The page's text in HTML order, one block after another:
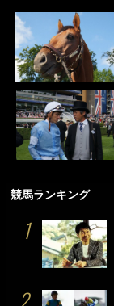
競馬ランキング